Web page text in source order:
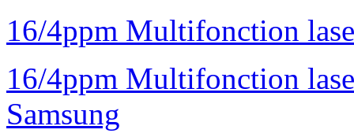
16/4ppm Multifonction
16/4ppm Multifonction
Samsung